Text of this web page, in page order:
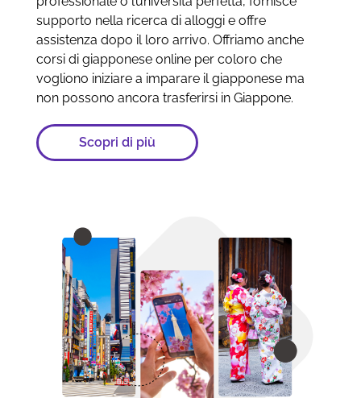
supporto nella ricerca di alloggi e offre
assistenza dopo il loro arrivo. Offriamo anche
corsi di giapponese online per coloro che
vogliono iniziare a imparare il giapponese ma
non possono ancora trasferirsi in Giappone.
Scopri di più